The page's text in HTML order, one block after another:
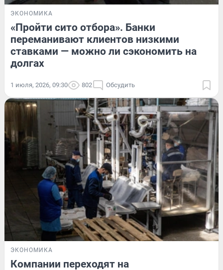
ЭКОНОМИКА
«Пройти сито отбора». Банки
переманивают клиентов низкими
ставками — можно ли сэкономить на
долгах
1 июля, 2026, 09:30 802 Обсудить
ЭКОНОМИКА
Компании переходят на